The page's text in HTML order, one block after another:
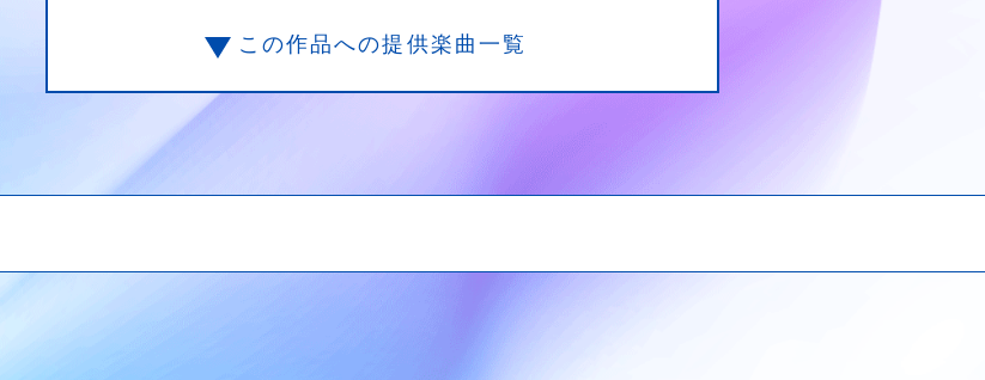
この作品への提供楽曲一覧